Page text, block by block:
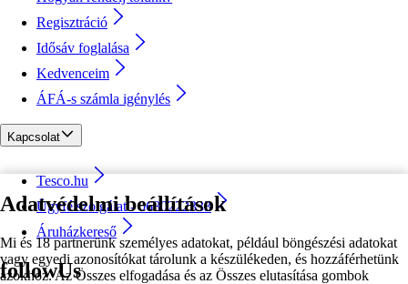
Adatvédelmi beállítások
Mi és 18 partnerünk személyes adatokat, például böngészési adatokat
vagy egyedi azonosítókat tárolunk a készülékeden, és hozzáférhetünk
azokhoz. Az Összes elfogadása és az Összes elutasítása gombok
Regisztráció
Idősáv foglalása
Kedvenceim
ÁFÁ-s számla igénylés
Kapcsolat
Tesco.hu
Ügyfélszolgálat - 0680222333
Áruházkereső
followUs